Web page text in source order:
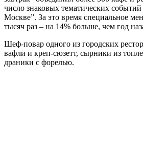
число знаковых тематических
Москве”. За это время специальное
тысяч раз – на 14% больше, чем год
Шеф-повар одного из городских
вафли и креп-сюзетт, сырники из
драники с форелью.